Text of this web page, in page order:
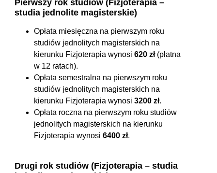
Pierwszy rok studiów (Fizjoterapia –
studia jednolite magisterskie)
Opłata miesięczna na pierwszym roku
studiów jednolitych magisterskich na
kierunku Fizjoterapia wynosi 620 zł(płatna
w 12 ratach).
Opłata semestralna na pierwszym roku
studiów jednolitych magisterskich na
kierunku Fizjoterapia wynosi 3200 zł.
Opłata roczna na pierwszym roku studiów
jednolitych magisterskich na kierunku
Fizjoterapia wynosi 6400 zł.
Drugi rok studiów (Fizjoterapia – studia